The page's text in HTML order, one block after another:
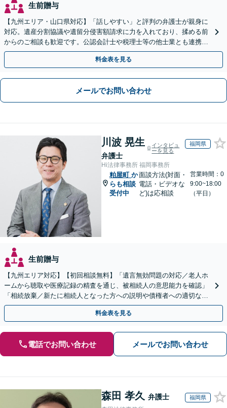
生前贈与
【九州エリア・山口県対応】「話しやすい」と評判の弁護士が親身に
対応。遺産分割協議や遺留分侵害額請求に力を入れており、揉める前
からのご相談も歓迎です。公認会計士や税理士等の他士業とも連携
し、円満な解決を全力でサポートいたします。
料金表を見る
メールでお問い合わせ
川波 晃生
弁護士
インタビュ
ーを見る
福岡県
Hi法律事務所 福岡事務所
粕屋町 か
らも相談
受付中
面談方法(対面・
電話・ビデオな
ど)は応相談
営業時間：0
9:00~18:00
（平日）
生前贈与
【九州エリア対応】【初回相談無料】「遺言無効問題の対応／老人ホ
ームから聴取や医療記録の精査を通じ、被相続人の意思能力を確認」
「相続放棄／新たに相続人となった方への説明や債権者への適切な対
応まで、きめ細やかにサポート」【休日・夜間相談可】
料金表を見る
電話でお問い合わせ メールでお問い合わせ
森田 孝久 弁護士 福岡県